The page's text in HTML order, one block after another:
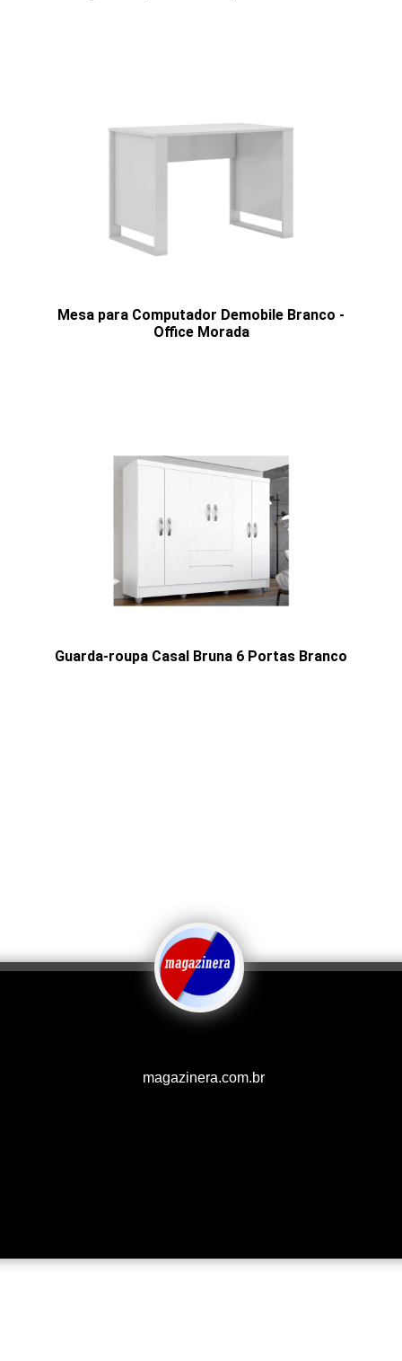
Mesa para Computador Demobile Branco -
Office Morada
Guarda-roupa Casal Bruna 6 Portas Branco
magazinera.com.br